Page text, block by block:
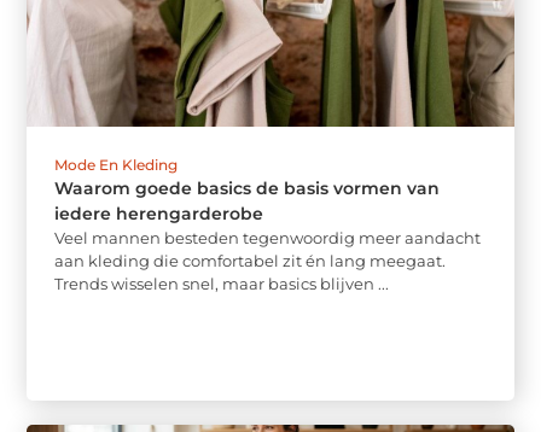
Mode En Kleding
Waarom goede basics de basis vormen van
iedere herengarderobe
Veel mannen besteden tegenwoordig meer aandacht
aan kleding die comfortabel zit én lang meegaat.
Trends wisselen snel, maar basics blijven ...